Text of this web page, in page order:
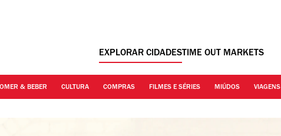
EXPLORAR CIDADESTIME OUT MARKETS
& BEBER CULTURA COMPRAS FILMES E SÉRIES MIÚDOS VIAGENS